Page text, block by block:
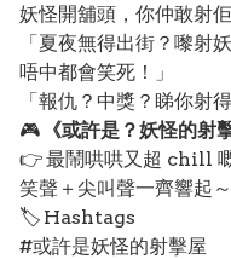
妖怪開舖頭，你仲敢射佢
「夏夜無得出街？嚟射
唔中都會笑死！」
「報仇？中獎？睇你射
🎮 《或許是？妖怪的射
👉 最鬧哄哄又超 chill
笑聲＋尖叫聲一齊響起
🏷️ Hashtags
#或許是妖怪的射擊屋